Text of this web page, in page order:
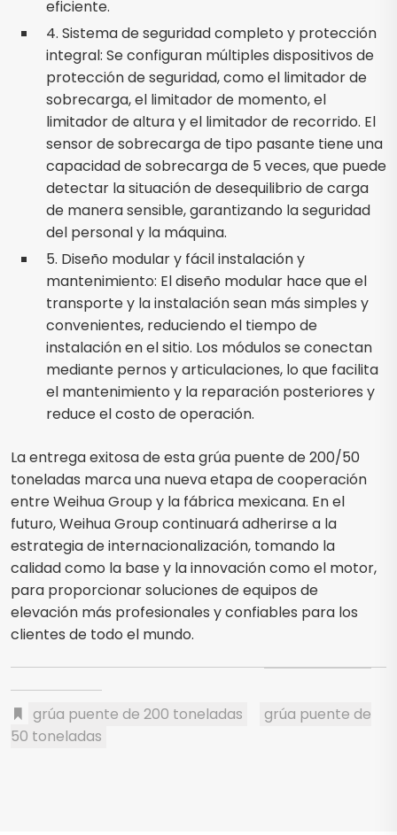
eficiente.
4. Sistema de seguridad completo y protección
integral: Se configuran múltiples dispositivos de
protección de seguridad, como el limitador de
sobrecarga, el limitador de momento, el
limitador de altura y el limitador de recorrido. El
sensor de sobrecarga de tipo pasante tiene una
capacidad de sobrecarga de 5 veces, que puede
detectar la situación de desequilibrio de carga
de manera sensible, garantizando la seguridad
del personal y la máquina.
5. Diseño modular y fácil instalación y
mantenimiento: El diseño modular hace que el
transporte y la instalación sean más simples y
convenientes, reduciendo el tiempo de
instalación en el sitio. Los módulos se conectan
mediante pernos y articulaciones, lo que facilita
el mantenimiento y la reparación posteriores y
reduce el costo de operación.
La entrega exitosa de esta grúa puente de 200/50
toneladas marca una nueva etapa de cooperación
entre Weihua Group y la fábrica mexicana. En el
futuro, Weihua Group continuará adherirse a la
estrategia de internacionalización, tomando la
calidad como la base y la innovación como el motor,
para proporcionar soluciones de equipos de
elevación más profesionales y confiables para los
clientes de todo el mundo.
grúa puente de 200 toneladas
grúa puente de
50 toneladas